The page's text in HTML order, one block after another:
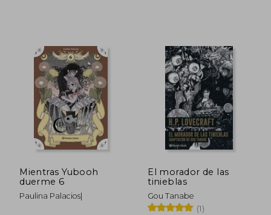
Mientras Yubooh
duerme 6
Paulina Palacios|
El morador de las
tinieblas
Gou Tanabe
(1)